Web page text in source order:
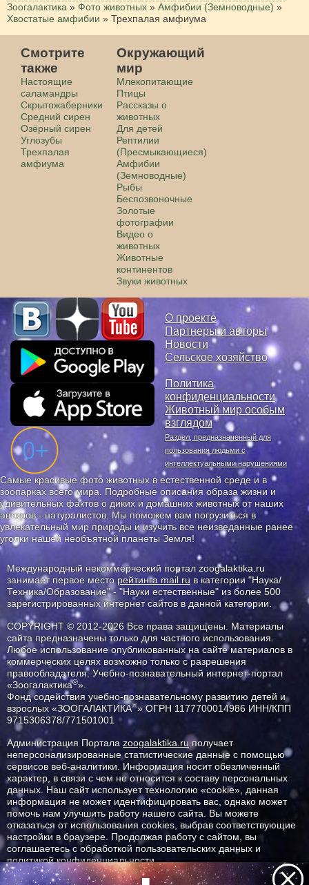
Зоогалактика » Фото животных » Амфибии (Земноводные) »
Хвостатые амфибии » Трехпалая амфиума
Смотрите
также
Настоящие
саламандры
Скрытожаберники
Cредний сирен
Озёрный сирен
Углозубы
Трехпалая
амфиума
Окружающий
мир
Млекопитающие
Птицы
Рассказы о
животных
Для детей
Рептилии
(Пресмыкающиеся)
Амфибии
(Земноводные)
Рыбы
Беспозвоночные
Золотые
фотографии
Видео о
животных
Животные
континентов
Звуки животных
О проекте
Партнеры и авторы
Новости
Сельское хозяйство
Политика
конфиденциальности
Животный мир особым
взглядом
Раздел, предназначенный для
пользования людьми с
интеллектуальными нарушениями
Самые красивые фото животных в естественной среде и в
зоопарках всего мира. Подробные описания образа жизни и
удивительных фактов о диких и домашних животных от наших
авторов - натуралистов. Мы поможем вам погрузиться в
увлекательный мир природы и изучить все неизведанные ранее
уголки нашей необъятной планеты Земля!
Международный некоммерческий портал zoogalaktika.ru
занимает первое месторейтинга mail.ru в категории "Наука/
Техника/Образование" - "Науки естественные" из более 500
зарегистрированных интернет сайтов в данной категории.
COPYRIGHT © 2012-2026 Все права защищены. Материалы
сайта предназначены только для частного использования.
Любое использование опубликованных на сайте материалов в
коммерческих целях возможно только с разрешения
правообладателя: Учебно-познавательный интернет-портал
«Зоогалактика®».
Фонд содействия учебно-познавательному развитию детей и
взрослых «ЗООГАЛАКТИКА®» ОГРН 1177700014986 ИНН/КПП
9715306378/771501001
Администрация Портала zoogalaktika.ruполучает
неперсонализированные статистические данные с помощью
сервисов веб-аналитики. Информация носит обезличенный
характер, в связи с чем не относится к составу персональных
данных. Наш сайт использует технологию «cookie», данная
информация не может идентифицировать вас, однако может
помочь нам улучшить работу нашего сайта. Вы можете
отказаться от использования cookies, выбрав соответствующие
настройки в браузере. Продолжая работу с сайтом, вы
соглашаетесь с обработкой пользовательских данных и
политикой конфиденциальности.